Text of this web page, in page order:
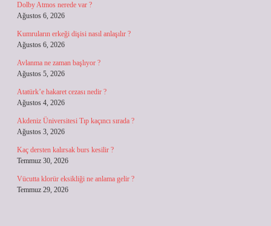
Dolby Atmos nerede var ?
Ağustos 6, 2026
Kumruların erkeği dişisi nasıl anlaşılır ?
Ağustos 6, 2026
Avlanma ne zaman başlıyor ?
Ağustos 5, 2026
Atatürk’e hakaret cezası nedir ?
Ağustos 4, 2026
Akdeniz Üniversitesi Tıp kaçıncı sırada ?
Ağustos 3, 2026
Kaç dersten kalırsak burs kesilir ?
Temmuz 30, 2026
Vücutta klorür eksikliği ne anlama gelir ?
Temmuz 29, 2026